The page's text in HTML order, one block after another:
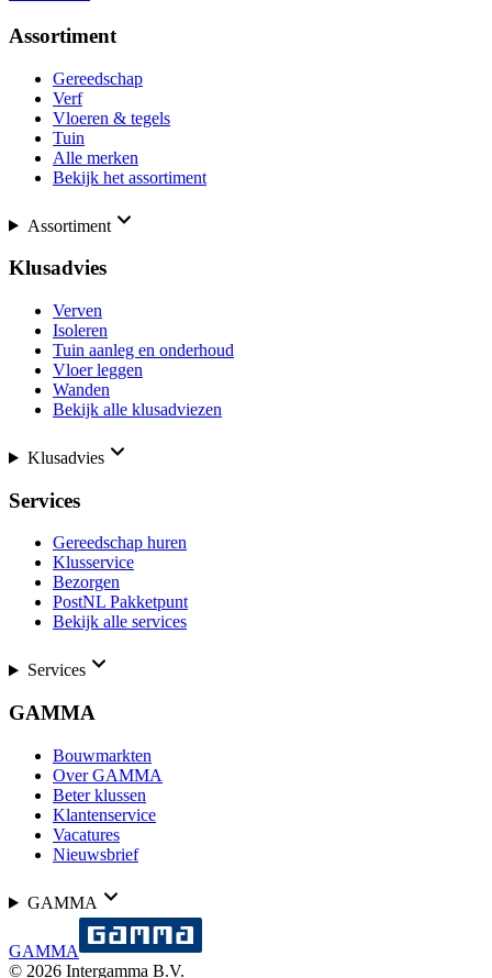
Assortiment
Gereedschap
Verf
Vloeren & tegels
Tuin
Alle merken
Bekijk het assortiment
Assortiment
Klusadvies
Verven
Isoleren
Tuin aanleg en onderhoud
Vloer leggen
Wanden
Bekijk alle klusadviezen
Klusadvies
Services
Gereedschap huren
Klusservice
Bezorgen
PostNL Pakketpunt
Bekijk alle services
Services
GAMMA
Bouwmarkten
Over GAMMA
Beter klussen
Klantenservice
Vacatures
Nieuwsbrief
GAMMA
GAMMA
© 2026 Intergamma B.V.